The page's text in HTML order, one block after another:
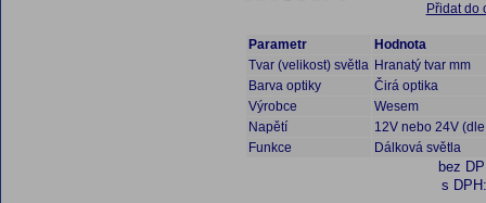
Přidat do
Parametr
Hodnota
Tvar (velikost) světla Hranatý tvar mm
Barva optiky
Čirá optika
Výrobce
Wesem
Napětí
12V nebo 24V
Funkce
Dálková světla
bez
s